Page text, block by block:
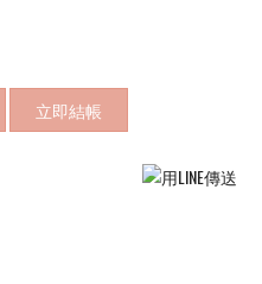
立即結帳